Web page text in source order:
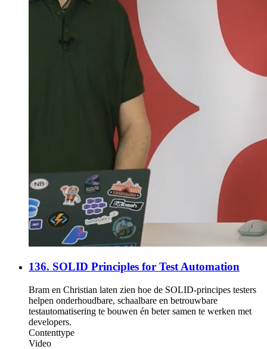
136. SOLID Principles for Test Automation
Bram en Christian laten zien hoe de SOLID-principes testers
helpen onderhoudbare, schaalbare en betrouwbare
testautomatisering te bouwen én beter samen te werken met
developers.
Contenttype
Video